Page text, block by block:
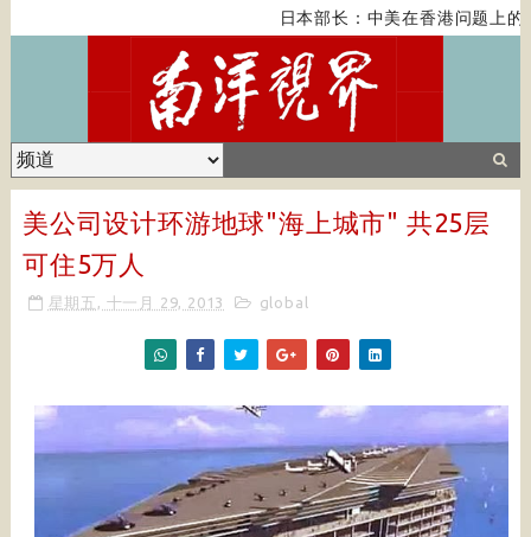
日本部长：中美在香港问题上的
美公司设计环游地球"海上城市" 共25层
可住5万人
星期五, 十一月 29, 2013 global